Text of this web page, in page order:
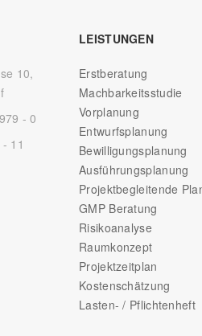
10,
- 0
11
LEISTUNGEN
Erstberatung
Machbarkeitsstudie
Vorplanung
Entwurfsplanung
Bewilligungsplanung
Ausführungsplanung
Projektbegleitende
GMP Beratung
Risikoanalyse
Raumkonzept
Projektzeitplan
Kostenschätzung
Lasten- / Pflichtenheft